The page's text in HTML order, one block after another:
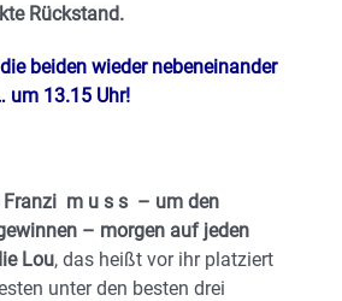
Rückstand.
beiden wieder nebeneinander
um 13.15 Uhr!
Franzi m u s s – um den
– morgen auf jeden
Lou, das heißt vor ihr platziert
unter den besten drei